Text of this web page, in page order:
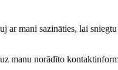
ar mani sazināties, lai
manu norādīto